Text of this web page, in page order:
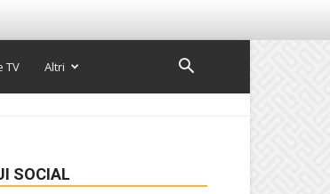
TV Altri
SOCIAL